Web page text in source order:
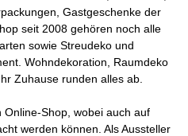
Gastgeschenke der
seit 2008 gehören noch alle
sowie Streudeko und
Wohndekoration, Raumdeko
Zuhause runden alles ab.
Shop, wobei auch auf
werden können. Als Aussteller